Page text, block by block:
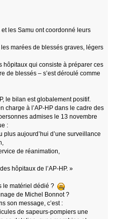
les Samu ont coordonné leurs
marées de blessés graves, légers
hôpitaux qui consiste à préparer ces
de blessés – s’est déroulé comme
le bilan est globalement positif.
charge à l’AP-HP dans le cadre des
admises le 13 novembre
:
aujourd’hui d’une surveillance
de réanimation,
hôpitaux de l’AP-HP. »
le matériel dédié ?
de Michel Bonnot ?
son message, c’est :
de sapeurs-pompiers une